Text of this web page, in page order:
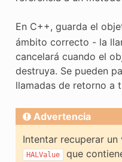
En C++, guarda el
ámbito correcto - la
cancelará cuando el
destruya. Se pueden
llamadas de retorno a
Advertencia
Intentar recuperar
HALValue
que